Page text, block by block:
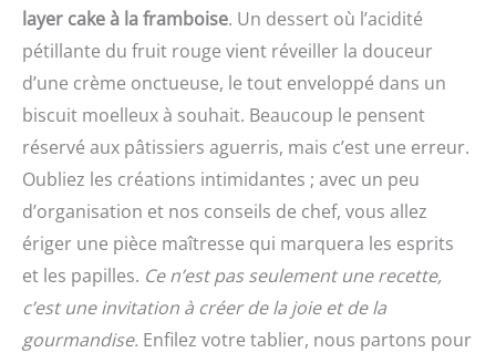
layer cake à la framboise. Un dessert où l’acidité
pétillante du fruit rouge vient réveiller la douceur
d’une crème onctueuse, le tout enveloppé dans un
biscuit moelleux à souhait. Beaucoup le pensent
réservé aux pâtissiers aguerris, mais c’est une erreur.
Oubliez les créations intimidantes ; avec un peu
d’organisation et nos conseils de chef, vous allez
ériger une pièce maîtresse qui marquera les esprits
et les papilles. Ce n’est pas seulement une recette,
c’est une invitation à créer de la joie et de la
gourmandise. Enfilez votre tablier, nous partons pour